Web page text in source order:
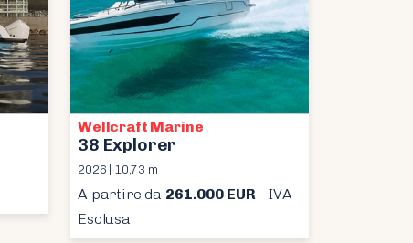
Wellcraft Marine
38 Explorer
2026 | 10,73 m
A partire da 261.000 EUR- IVA
Esclusa